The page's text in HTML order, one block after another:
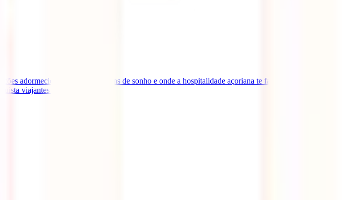
adormecidos criaram paisagens de sonho e onde a hospitalidade açoriana te fará sentir em casa.
viajantes de todo [...]